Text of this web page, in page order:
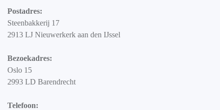
Postadres:
Steenbakkerij 17
2913 LJ Nieuwerkerk aan den IJssel
Bezoekadres:
Oslo 15
2993 LD Barendrecht
Telefoon: